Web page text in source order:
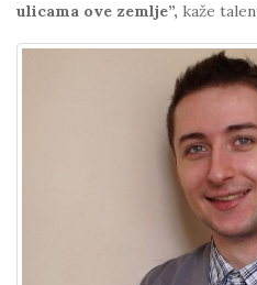
ulicama ove zemlje”, kaže